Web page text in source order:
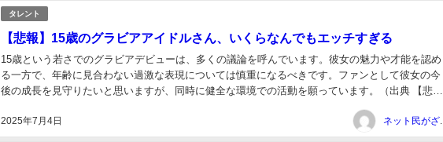
タレント
【悲報】15歳のグラビアアイドルさん、いくらなんでもエッチすぎる
2025年7月4日
15歳という若さでのグラビアデビューは、多くの議論を呼んでいます。彼女の魅力や才能を認め
る一方で、年齢に見合わない過激な表現については慎重になるべきです。ファンとして彼女の今
後の成長を見守りたいと思いますが、同時に健全な環境での活動を願っています。（出典 【悲
ネット民がざわついた芸能人